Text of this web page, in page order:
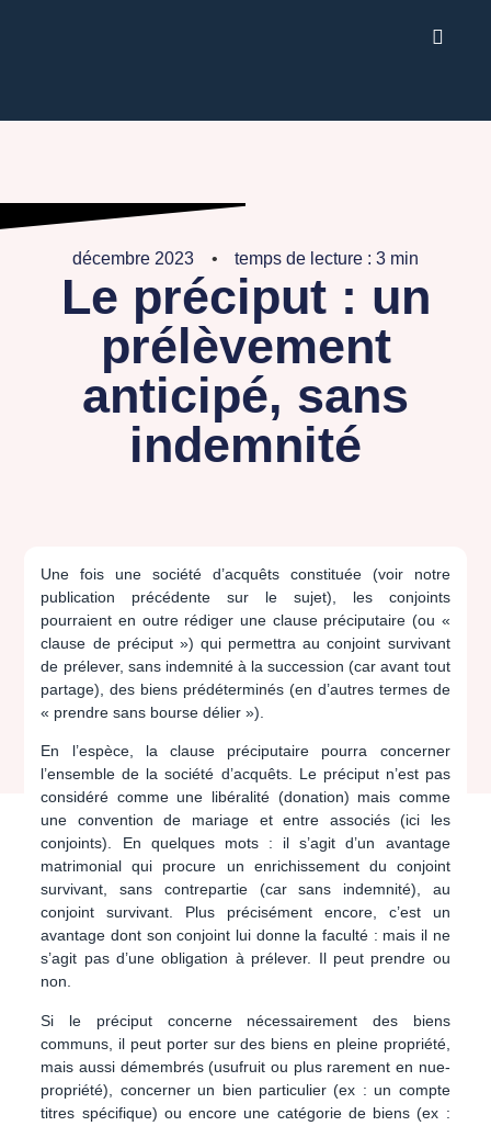
décembre 2023 temps de lecture : 3 min
Le préciput : un
prélèvement
anticipé, sans
indemnité
Une fois une société d’acquêts constituée (voir notre
publication précédente sur le sujet), les conjoints
pourraient en outre rédiger une clause préciputaire (ou «
clause de préciput ») qui permettra au conjoint survivant
de prélever, sans indemnité à la succession (car avant tout
partage), des biens prédéterminés (en d’autres termes de
« prendre sans bourse délier »).
En l’espèce, la clause préciputaire pourra concerner
l’ensemble de la société d’acquêts. Le préciput n’est pas
considéré comme une libéralité (donation) mais comme
une convention de mariage et entre associés (ici les
conjoints). En quelques mots : il s’agit d’un avantage
matrimonial qui procure un enrichissement du conjoint
survivant, sans contrepartie (car sans indemnité), au
conjoint survivant. Plus précisément encore, c’est un
avantage dont son conjoint lui donne la faculté : mais il ne
s’agit pas d’une obligation à prélever. Il peut prendre ou
non.
Si le préciput concerne nécessairement des biens
communs, il peut porter sur des biens en pleine propriété,
mais aussi démembrés (usufruit ou plus rarement en nue-
propriété), concerner un bien particulier (ex : un compte
titres spécifique) ou encore une catégorie de biens (ex :